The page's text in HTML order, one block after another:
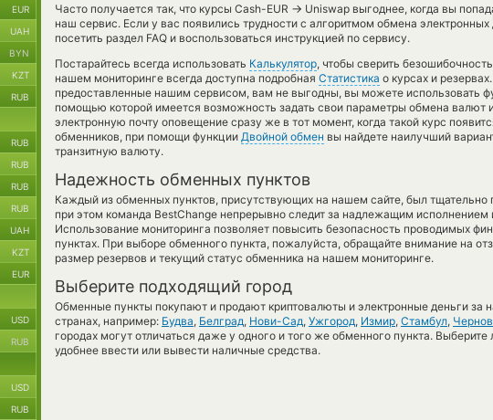
Часто получается так, что курсы Cash-EUR → Uniswap выгоднее, когда вы
наш сервис. Если у вас появились трудности с алгоритмом обмена
посетить раздел FAQ и воспользоваться инструкцией по сервису.
Постарайтесь всегда использовать Калькулятор, чтобы сверить
нашем мониторинге всегда доступна подробная Статистика о курсах и
предоставленные нашим сервисом, вам не выгодны, вы можете использовать
помощью которой имеется возможность задать свои параметры обмена валют
электронную почту оповещение сразу же в тот момент, когда такой курс
обменников, при помощи функции Двойной обмен вы найдете наилучший
транзитную валюту.
Надежность обменных пунктов
Каждый из обменных пунктов, присутствующих на нашем сайте, был тщательно
при этом команда BestChange непрерывно следит за надлежащим исполнением
Использование мониторинга позволяет повысить безопасность проводимых
пунктах. При выборе обменного пункта, пожалуйста, обращайте внимание на
размер резервов и текущий статус обменника на нашем мониторинге.
Выберите подходящий город
Обменные пункты покупают и продают криптовалюты и электронные деньги за
странах, например: Будва, Белград, Нови-Сад, Ужгород, Измир, Стамбул,
городах могут отличаться даже у одного и того же обменного пункта.
удобнее ввести или вывести наличные средства.
EUR
UAH
BYN
KZT
RUB
RUB
RUB
RUB
RUB
UAH
KZT
EUR
USD
RUB
USD
RUB